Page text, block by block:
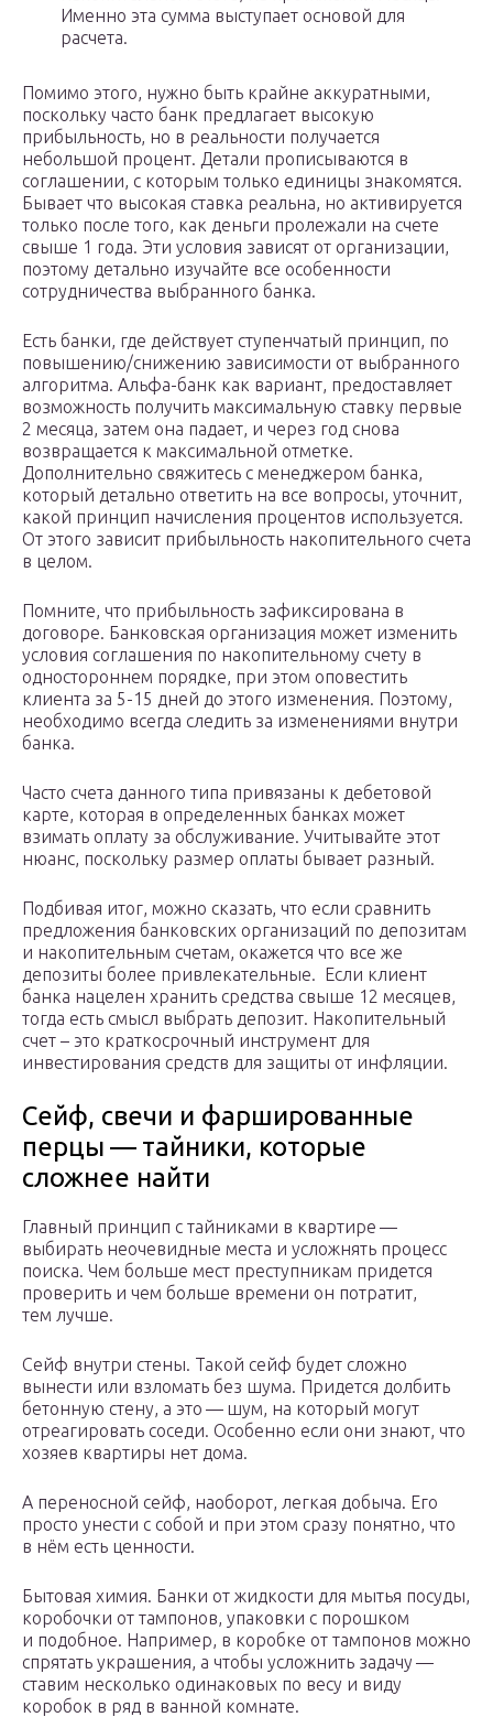
Именно эта сумма выступает основой для
расчета.
Помимо этого, нужно быть крайне аккуратными,
поскольку часто банк предлагает высокую
прибыльность, но в реальности получается
небольшой процент. Детали прописываются в
соглашении, с которым только единицы знакомятся.
Бывает что высокая ставка реальна, но активируется
только после того, как деньги пролежали на счете
свыше 1 года. Эти условия зависят от организации,
поэтому детально изучайте все особенности
сотрудничества выбранного банка.
Есть банки, где действует ступенчатый принцип, по
повышению/снижению зависимости от выбранного
алгоритма. Альфа-банк как вариант, предоставляет
возможность получить максимальную ставку первые
2 месяца, затем она падает, и через год снова
возвращается к максимальной отметке.
Дополнительно свяжитесь с менеджером банка,
который детально ответить на все вопросы, уточнит,
какой принцип начисления процентов используется.
От этого зависит прибыльность накопительного счета
в целом.
Помните, что прибыльность зафиксирована в
договоре. Банковская организация может изменить
условия соглашения по накопительному счету в
одностороннем порядке, при этом оповестить
клиента за 5-15 дней до этого изменения. Поэтому,
необходимо всегда следить за изменениями внутри
банка.
Часто счета данного типа привязаны к дебетовой
карте, которая в определенных банках может
взимать оплату за обслуживание. Учитывайте этот
нюанс, поскольку размер оплаты бывает разный.
Подбивая итог, можно сказать, что если сравнить
предложения банковских организаций по депозитам
и накопительным счетам, окажется что все же
депозиты более привлекательные. Если клиент
банка нацелен хранить средства свыше 12 месяцев,
тогда есть смысл выбрать депозит. Накопительный
счет – это краткосрочный инструмент для
инвестирования средств для защиты от инфляции.
Сейф, свечи и фаршированные
перцы — тайники, которые
сложнее найти
Главный принцип с тайниками в квартире —
выбирать неочевидные места и усложнять процесс
поиска. Чем больше мест преступникам придется
проверить и чем больше времени он потратит,
тем лучше.
Сейф внутри стены. Такой сейф будет сложно
вынести или взломать без шума. Придется долбить
бетонную стену, а это — шум, на который могут
отреагировать соседи. Особенно если они знают, что
хозяев квартиры нет дома.
А переносной сейф, наоборот, легкая добыча. Его
просто унести с собой и при этом сразу понятно, что
в нём есть ценности.
Бытовая химия. Банки от жидкости для мытья посуды,
коробочки от тампонов, упаковки с порошком
и подобное. Например, в коробке от тампонов можно
спрятать украшения, а чтобы усложнить задачу —
ставим несколько одинаковых по весу и виду
коробок в ряд в ванной комнате.